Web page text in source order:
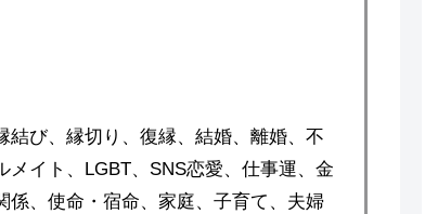
び、縁切り、復縁、結婚、離婚、不
イト、LGBT、SNS恋愛、仕事運、金
、使命・宿命、家庭、子育て、夫婦